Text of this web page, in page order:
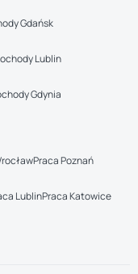
Gdańsk
Lublin
Gdynia
Praca Poznań
LublinPraca Katowice